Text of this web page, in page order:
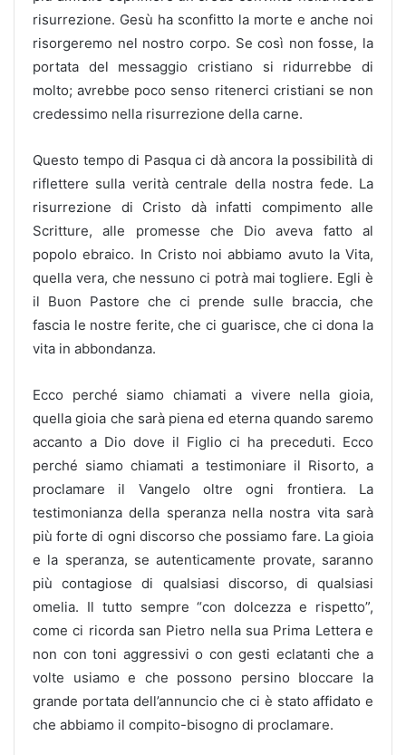
risurrezione. Gesù ha sconfitto la morte e anche noi
risorgeremo nel nostro corpo. Se così non fosse, la
portata del messaggio cristiano si ridurrebbe di
molto; avrebbe poco senso ritenerci cristiani se non
credessimo nella risurrezione della carne.
Questo tempo di Pasqua ci dà ancora la possibilità di
riflettere sulla verità centrale della nostra fede. La
risurrezione di Cristo dà infatti compimento alle
Scritture, alle promesse che Dio aveva fatto al
popolo ebraico. In Cristo noi abbiamo avuto la Vita,
quella vera, che nessuno ci potrà mai togliere. Egli è
il Buon Pastore che ci prende sulle braccia, che
fascia le nostre ferite, che ci guarisce, che ci dona la
vita in abbondanza.
Ecco perché siamo chiamati a vivere nella gioia,
quella gioia che sarà piena ed eterna quando saremo
accanto a Dio dove il Figlio ci ha preceduti. Ecco
perché siamo chiamati a testimoniare il Risorto, a
proclamare il Vangelo oltre ogni frontiera. La
testimonianza della speranza nella nostra vita sarà
più forte di ogni discorso che possiamo fare. La gioia
e la speranza, se autenticamente provate, saranno
più contagiose di qualsiasi discorso, di qualsiasi
omelia. Il tutto sempre “con dolcezza e rispetto”,
come ci ricorda san Pietro nella sua Prima Lettera e
non con toni aggressivi o con gesti eclatanti che a
volte usiamo e che possono persino bloccare la
grande portata dell’annuncio che ci è stato affidato e
che abbiamo il compito-bisogno di proclamare.